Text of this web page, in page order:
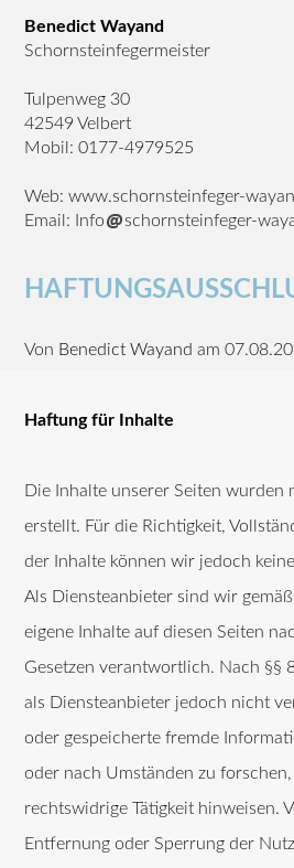
Benedict Wayand
Schornsteinfegermeister
Tulpenweg 30
42549 Velbert
Mobil: 0177-4979525
Web: www.schornsteinfeger-
Email: Info
schornsteinfeger-
Von Benedict Wayand am
Haftung für Inhalte
Die Inhalte unserer Seiten wurden
erstellt. Für die Richtigkeit,
der Inhalte können wir jedoch
Als Diensteanbieter sind wir
eigene Inhalte auf diesen Seiten
Gesetzen verantwortlich. Nach §§
als Diensteanbieter jedoch nicht
oder gespeicherte fremde
oder nach Umständen zu
rechtswidrige Tätigkeit hinweisen.
Entfernung oder Sperrung der